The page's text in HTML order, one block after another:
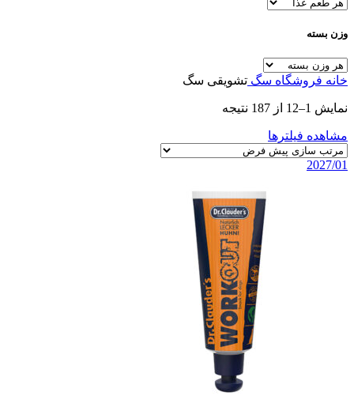
وزن بسته
خانه فروشگاه سگ تشویقی سگ
نمایش 1–12 از 187 نتیجه
مشاهده فیلترها
2027/01